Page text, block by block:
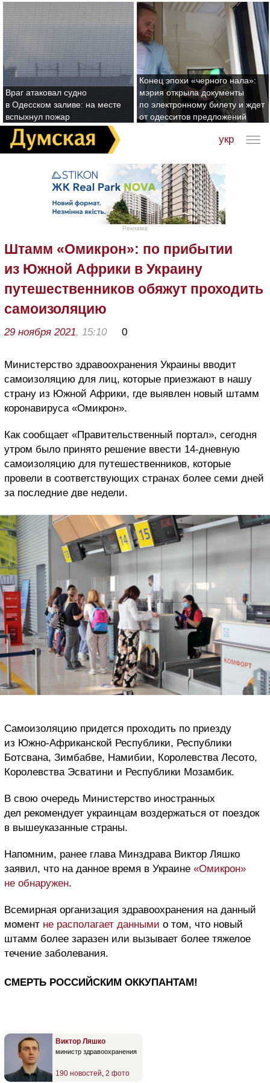
Враг атаковал судно
в Одесском заливе: на месте
вспыхнул пожар
Конец эпохи «черного нала»:
мэрия открыла документы
по электронному билету и ждет
от одесситов предложений
укр
Реклама
Штамм «Омикрон»: по прибытии
из Южной Африки в Украину
путешественников обяжут проходить
самоизоляцию
29 ноября 2021, 15:10 0
Министерство здравоохранения Украины вводит
самоизоляцию для лиц, которые приезжают в нашу
страну из Южной Африки, где выявлен новый штамм
коронавируса «Омикрон».
Как сообщает «Правительственный портал», сегодня
утром было принято решение ввести 14-дневную
самоизоляцию для путешественников, которые
провели в соответствующих странах более семи дней
за последние две недели.
Самоизоляцию придется проходить по приезду
из Южно-Африканской Республики, Республики
Ботсвана, Зимбабве, Намибии, Королевства Лесото,
Королевства Эсватини и Республики Мозамбик.
В свою очередь Министерство иностранных
дел рекомендует украинцам воздержаться от поездок
в вышеуказанные страны.
Напомним, ранее глава Минздрава Виктор Ляшко
заявил, что на данное время в Украине «Омикрон»
не обнаружен.
Всемирная организация здравоохранения на данный
момент не располагает данными о том, что новый
штамм более заразен или вызывает более тяжелое
течение заболевания.
СМЕРТЬ РОССИЙСКИМ ОККУПАНТАМ!
Виктор Ляшко
министр здравоохранения
190 новостей, 2 фото